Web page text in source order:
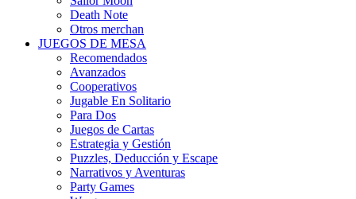
Death Note
Otros merchan
JUEGOS DE MESA
Recomendados
Avanzados
Cooperativos
Jugable En Solitario
Para Dos
Juegos de Cartas
Estrategia y Gestión
Puzzles, Deducción y Escape
Narrativos y Aventuras
Party Games